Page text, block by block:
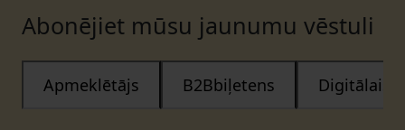
Abonējiet mūsu jaunumu vēstuli
Apmeklētājs B2Bbiļetens Digitālais